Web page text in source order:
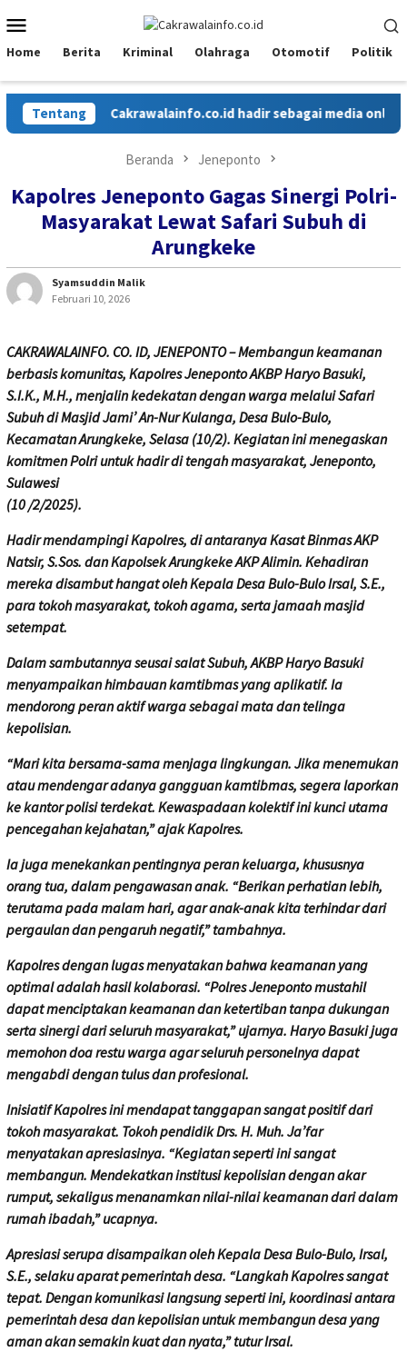
ke
kontenMobile
Home Berita Kriminal Olahraga Otomotif Politik
Tentang Cakrawalainfo.co.id hadir sebagai media online
Beranda Jeneponto
Kapolres Jeneponto Gagas Sinergi Polri-
Masyarakat Lewat Safari Subuh di
Arungkeke
Syamsuddin Malik
Februari 10, 2026
CAKRAWALAINFO. CO. ID, JENEPONTO – Membangun keamanan
berbasis komunitas, Kapolres Jeneponto AKBP Haryo Basuki,
S.I.K., M.H., menjalin kedekatan dengan warga melalui Safari
Subuh di Masjid Jami’ An-Nur Kulanga, Desa Bulo-Bulo,
Kecamatan Arungkeke, Selasa (10/2). Kegiatan ini menegaskan
komitmen Polri untuk hadir di tengah masyarakat, Jeneponto,
Sulawesi
(10 /2/2025).
Hadir mendampingi Kapolres, di antaranya Kasat Binmas AKP
Natsir, S.Sos. dan Kapolsek Arungkeke AKP Alimin. Kehadiran
mereka disambut hangat oleh Kepala Desa Bulo-Bulo Irsal, S.E.,
para tokoh masyarakat, tokoh agama, serta jamaah masjid
setempat.
Dalam sambutannya seusai salat Subuh, AKBP Haryo Basuki
menyampaikan himbauan kamtibmas yang aplikatif. Ia
mendorong peran aktif warga sebagai mata dan telinga
kepolisian.
“Mari kita bersama-sama menjaga lingkungan. Jika menemukan
atau mendengar adanya gangguan kamtibmas, segera laporkan
ke kantor polisi terdekat. Kewaspadaan kolektif ini kunci utama
pencegahan kejahatan,” ajak Kapolres.
Ia juga menekankan pentingnya peran keluarga, khususnya
orang tua, dalam pengawasan anak. “Berikan perhatian lebih,
terutama pada malam hari, agar anak-anak kita terhindar dari
pergaulan dan pengaruh negatif,” tambahnya.
Kapolres dengan lugas menyatakan bahwa keamanan yang
optimal adalah hasil kolaborasi. “Polres Jeneponto mustahil
dapat menciptakan keamanan dan ketertiban tanpa dukungan
serta sinergi dari seluruh masyarakat,” ujarnya. Haryo Basuki juga
memohon doa restu warga agar seluruh personelnya dapat
mengabdi dengan tulus dan profesional.
Inisiatif Kapolres ini mendapat tanggapan sangat positif dari
tokoh masyarakat. Tokoh pendidik Drs. H. Muh. Ja’far
menyatakan apresiasinya. “Kegiatan seperti ini sangat
membangun. Mendekatkan institusi kepolisian dengan akar
rumput, sekaligus menanamkan nilai-nilai keamanan dari dalam
rumah ibadah,” ucapnya.
Apresiasi serupa disampaikan oleh Kepala Desa Bulo-Bulo, Irsal,
S.E., selaku aparat pemerintah desa. “Langkah Kapolres sangat
tepat. Dengan komunikasi langsung seperti ini, koordinasi antara
pemerintah desa dan kepolisian untuk membangun desa yang
aman akan semakin kuat dan nyata,” tutur Irsal.